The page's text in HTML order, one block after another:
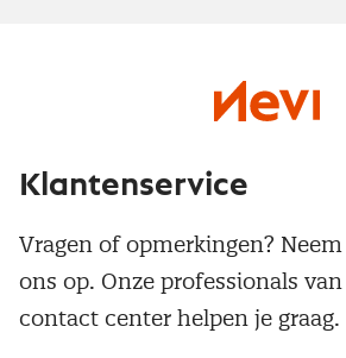
Klantenservice
Vragen of opmerkingen?
ons op. Onze professionals
contact center helpen je graag.